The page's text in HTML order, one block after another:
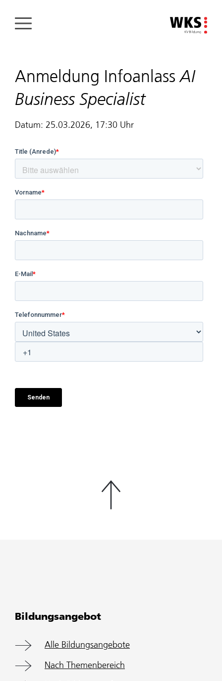
Anmeldung InfoanlassAI
Business Specialist
Datum: 25.03.2026, 17:30 Uhr
Bildungsangebot
Alle Bildungsangebote
Nach Themenbereich